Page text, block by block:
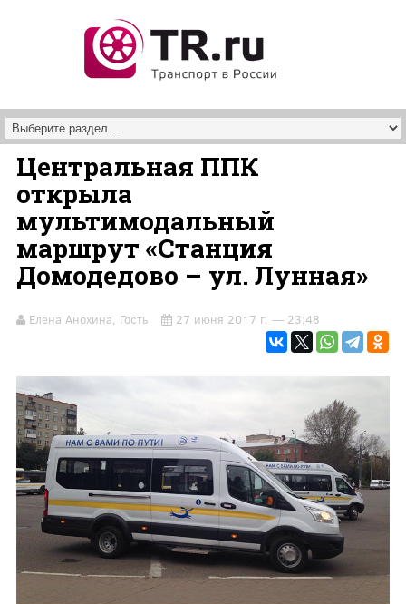
Центральная ППК
открыла
мультимодальный
маршрут «Станция
Домодедово – ул. Лунная»
Елена Анохина, Гость 27 июня 2017 г. — 23:48